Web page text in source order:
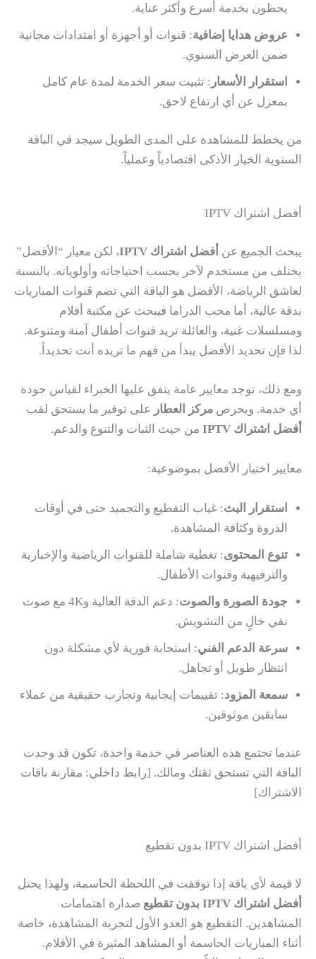
يحظون بخدمة أسرع وأكثر عناية.
عروض هدايا إضافية: قنوات أو أجهزة أو امتدادات مجانية
ضمن العرض السنوي.
استقرار الأسعار: تثبيت سعر الخدمة لمدة عام كامل
بمعزل عن أي ارتفاع لاحق.
من يخطط للمشاهدة على المدى الطويل سيجد في الباقة
السنوية الخيار الأذكى اقتصادياً وعملياً.
أفضل اشتراك IPTV
يبحث الجميع عنأفضل اشتراك IPTV
، لكن معيار “الأفضل”
يختلف من مستخدم لآخر بحسب احتياجاته وأولوياته. بالنسبة
لعاشق الرياضة، الأفضل هو الباقة التي تضم قنوات المباريات
بدقة عالية، أما محب الدراما فيبحث عن مكتبة أفلام
ومسلسلات غنية، والعائلة تريد قنوات أطفال آمنة ومتنوعة.
لذا فإن تحديد الأفضل يبدأ من فهم ما تريده أنت تحديداً.
ومع ذلك، توجد معايير عامة يتفق عليها الخبراء لقياس جودة
أي خدمة. ويحرص مركز العطارعلى توفير ما يستحق لقب
أفضل اشتراك IPTV
من حيث الثبات والتنوع والدعم.
معايير اختيار الأفضل بموضوعية:
استقرار البث: غياب التقطيع والتجميد حتى في أوقات
الذروة وكثافة المشاهدة.
تنوع المحتوى: تغطية شاملة للقنوات الرياضية والإخبارية
والترفيهية وقنوات الأطفال.
جودة الصورة والصوت
: دعم الدقة العالية و4K مع صوت
نقي خالٍ من التشويش.
سرعة الدعم الفني: استجابة فورية لأي مشكلة دون
انتظار طويل أو تجاهل.
سمعة المزود: تقييمات إيجابية وتجارب حقيقية من عملاء
سابقين موثوقين.
عندما تجتمع هذه العناصر في خدمة واحدة، تكون قد وجدت
الباقة التي تستحق ثقتك ومالك. [رابط داخلي: مقارنة باقات
الاشتراك]
أفضل اشتراك IPTV بدون تقطيع
لا قيمة لأي باقة إذا توقفت في اللحظة الحاسمة، ولهذا يحتل
أفضل اشتراك IPTV بدون تقطيع
صدارة اهتمامات
المشاهدين. التقطيع هو العدو الأول لتجربة المشاهدة، خاصة
أثناء المباريات الحاسمة أو المشاهد المثيرة في الأفلام.